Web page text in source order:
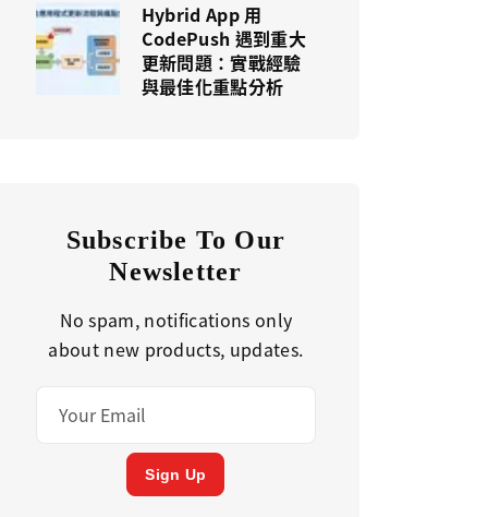
Hybrid App 用
CodePush 遇到重大
更新問題：實戰經驗
與最佳化重點分析
Subscribe To Our
Newsletter
No spam, notifications only
about new products, updates.
Sign Up